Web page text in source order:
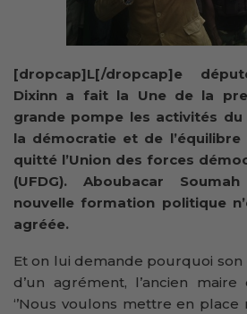
[dropcap]L[/dropcap]e
Dixinn a fait la Une de la
grande pompe les activités
la démocratie et de l’équilibre
quitté l’Union des forces
(UFDG). Aboubacar
nouvelle formation politique
agréée.
Et on lui demande pourquoi son
d’un agrément, l’ancien
‘’Nous voulons mettre en